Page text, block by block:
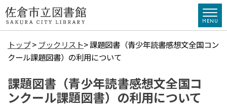
トップ> ブックリスト> 課題図書（青少年読書感想文全国コン
クール課題図書）の利用について
課題図書（青少年読書感想文全国コ
ンクール課題図書）の利用について